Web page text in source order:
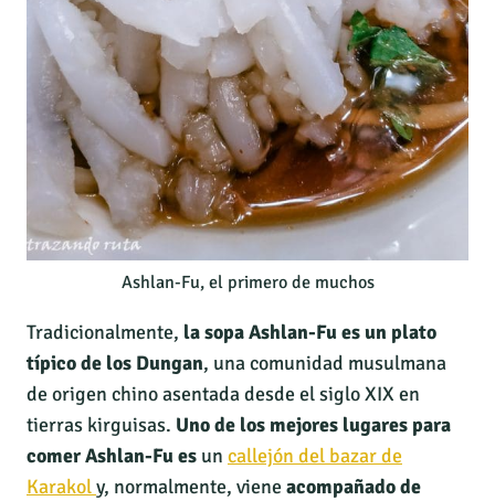
Ashlan-Fu, el primero de muchos
Tradicionalmente, la sopa Ashlan-Fu es un plato
típico de los Dungan, una comunidad musulmana
de origen chino asentada desde el siglo XIX en
tierras kirguisas. Uno de los mejores lugares para
comer Ashlan-Fu es un callejón del bazar de
Karakoly, normalmente, viene acompañado de